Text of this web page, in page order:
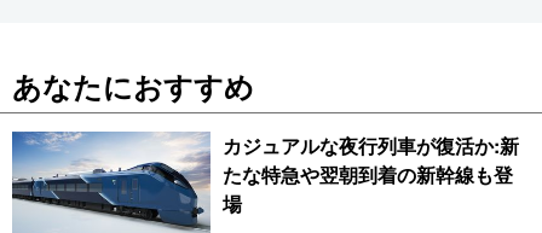
あなたにおすすめ
カジュアルな夜行列車が復活か:新
たな特急や翌朝到着の新幹線も登
場